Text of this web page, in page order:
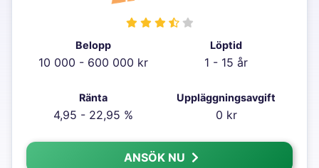
Belopp
10 000 - 600 000 kr
Löptid
1 - 15 år
Ränta
4,95 - 22,95 %
Uppläggningsavgift
0 kr
ANSÖK NU